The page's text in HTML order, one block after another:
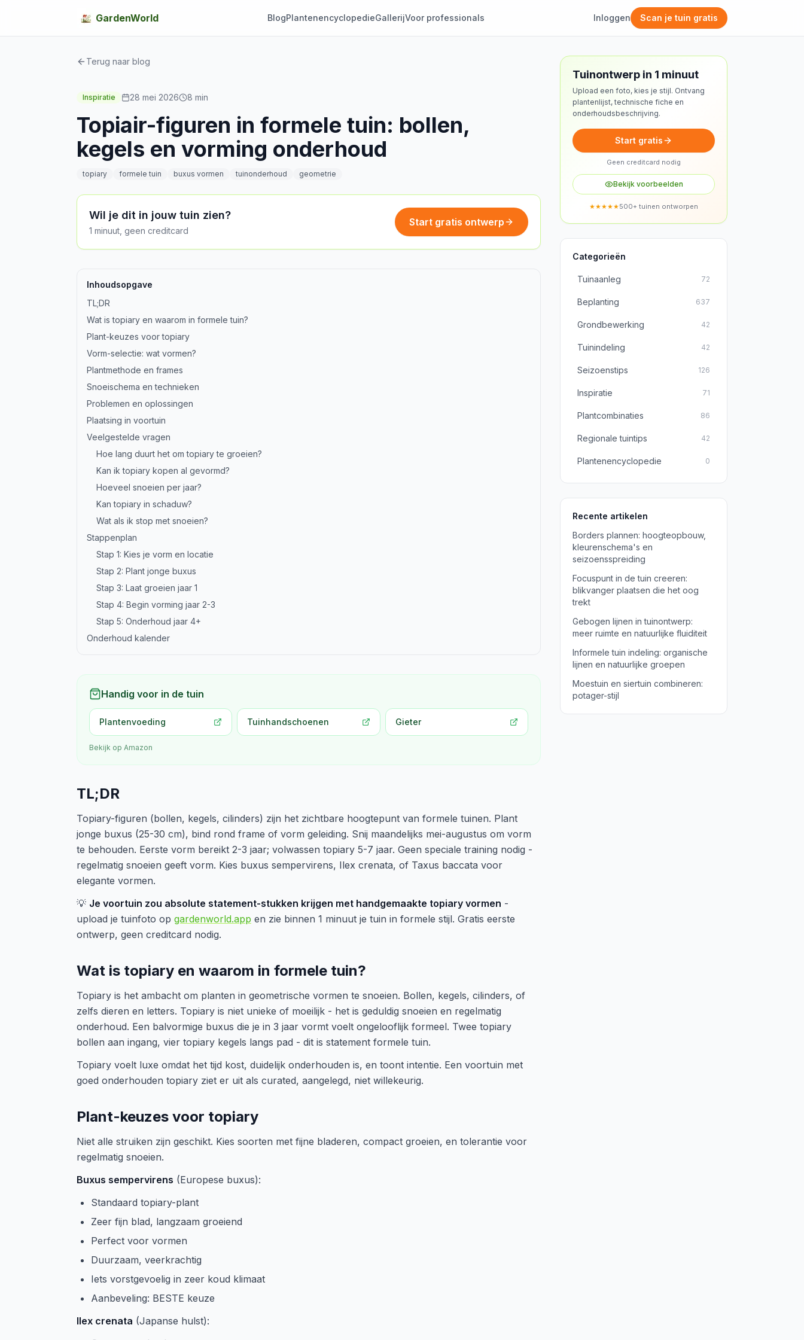
GardenWorld BlogPlantenencyclopedieGallerijVoor professionals Inloggen Scan je tuin gratis
Terug naar blog
Inspiratie 28 mei 2026 8 min
Topiair-figuren in formele tuin: bollen,
kegels en vorming onderhoud
topiary formele tuin buxus vormen tuinonderhoud geometrie
Wil je dit in jouw tuin zien?
1 minuut, geen creditcard
Start gratis ontwerp
Inhoudsopgave
TL;DR
Wat is topiary en waarom in formele tuin?
Plant-keuzes voor topiary
Vorm-selectie: wat vormen?
Plantmethode en frames
Snoeischema en technieken
Problemen en oplossingen
Plaatsing in voortuin
Veelgestelde vragen
Hoe lang duurt het om topiary te groeien?
Kan ik topiary kopen al gevormd?
Hoeveel snoeien per jaar?
Kan topiary in schaduw?
Wat als ik stop met snoeien?
Stappenplan
Stap 1: Kies je vorm en locatie
Stap 2: Plant jonge buxus
Stap 3: Laat groeien jaar 1
Stap 4: Begin vorming jaar 2-3
Stap 5: Onderhoud jaar 4+
Onderhoud kalender
Handig voor in de tuin
Plantenvoeding Tuinhandschoenen Gieter
Bekijk op Amazon
TL;DR
Topiary-figuren (bollen, kegels, cilinders) zijn het zichtbare hoogtepunt van formele tuinen. Plant
jonge buxus (25-30 cm), bind rond frame of vorm geleiding. Snij maandelijks mei-augustus om vorm
te behouden. Eerste vorm bereikt 2-3 jaar; volwassen topiary 5-7 jaar. Geen speciale training nodig -
regelmatig snoeien geeft vorm. Kies buxus sempervirens, Ilex crenata, of Taxus baccata voor
elegante vormen.
💡 Je voortuin zou absolute statement-stukken krijgen met handgemaakte topiary vormen -
upload je tuinfoto op gardenworld.app en zie binnen 1 minuut je tuin in formele stijl. Gratis eerste
ontwerp, geen creditcard nodig.
Wat is topiary en waarom in formele tuin?
Topiary is het ambacht om planten in geometrische vormen te snoeien. Bollen, kegels, cilinders, of
zelfs dieren en letters. Topiary is niet unieke of moeilijk - het is geduldig snoeien en regelmatig
onderhoud. Een balvormige buxus die je in 3 jaar vormt voelt ongelooflijk formeel. Twee topiary
bollen aan ingang, vier topiary kegels langs pad - dit is statement formele tuin.
Topiary voelt luxe omdat het tijd kost, duidelijk onderhouden is, en toont intentie. Een voortuin met
goed onderhouden topiary ziet er uit als curated, aangelegd, niet willekeurig.
Plant-keuzes voor topiary
Niet alle struiken zijn geschikt. Kies soorten met fijne bladeren, compact groeien, en tolerantie voor
regelmatig snoeien.
Buxus sempervirens (Europese buxus):
Standaard topiary-plant
Zeer fijn blad, langzaam groeiend
Perfect voor vormen
Duurzaam, veerkrachtig
Iets vorstgevoelig in zeer koud klimaat
Aanbeveling: BESTE keuze
Ilex crenata (Japanse hulst):
Tuinontwerp in 1 minuut
Upload een foto, kies je stijl. Ontvang
plantenlijst, technische fiche en
onderhoudsbeschrijving.
Start gratis
Geen creditcard nodig
Bekijk voorbeelden
★★★★★500+ tuinen ontworpen
Categorieën
Tuinaanleg 72
Beplanting 637
Grondbewerking 42
Tuinindeling 42
Seizoenstips 126
Inspiratie 71
Plantcombinaties 86
Regionale tuintips 42
Plantenencyclopedie 0
Recente artikelen
Borders plannen: hoogteopbouw,
kleurenschema's en
seizoensspreiding
Focuspunt in de tuin creeren:
blikvanger plaatsen die het oog
trekt
Gebogen lijnen in tuinontwerp:
meer ruimte en natuurlijke fluiditeit
Informele tuin indeling: organische
lijnen en natuurlijke groepen
Moestuin en siertuin combineren:
potager-stijl